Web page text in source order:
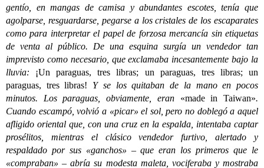
gentío, en mangas de camisa y abundantes escotes, tenía que
agolparse, resguardarse, pegarse a los cristales de los escaparates
como para interpretar el papel de forzosa mercancía sin etiquetas
de venta al público. De una esquina surgía un vendedor tan
imprevisto como necesario, que exclamaba incesantemente bajo la
lluvia: ¡Un paraguas, tres libras; un paraguas, tres libras; un
paraguas, tres libras! Y se los quitaban de la mano en pocos
minutos. Los paraguas, obviamente, eran «made in Taiwan».
Cuando escampó, volvió a «picar» el sol, pero no doblegó a aquel
afligido oriental que, con una cruz en la espalda, intentaba captar
prosélitos, mientras el clásico vendedor furtivo, alertado y
respaldado por sus «ganchos» – que eran los primeros que le
«compraban» – abría su modesta maleta, vociferaba y mostraba